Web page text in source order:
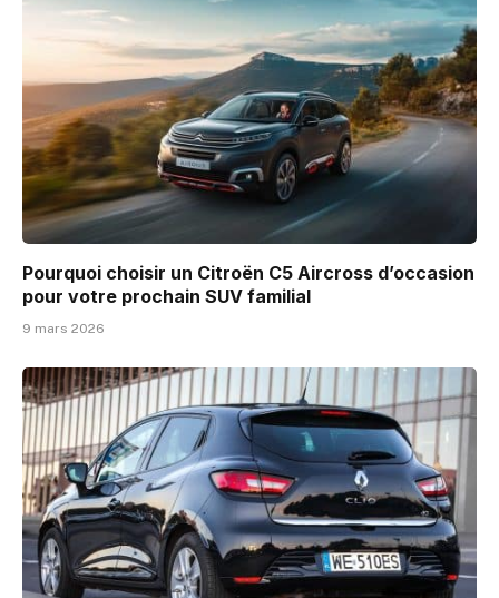
Pourquoi choisir un Citroën C5 Aircross d’occasion
pour votre prochain SUV familial
9 mars 2026